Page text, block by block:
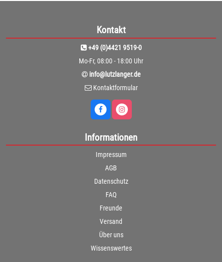
Kontakt
+49 (0)4421 9519-0
Mo-Fr, 08:00 - 18:00 Uhr
info@lutzlanger.de
Kontaktformular
Informationen
Impressum
AGB
Datenschutz
FAQ
Freunde
Versand
Über uns
Wissenswertes